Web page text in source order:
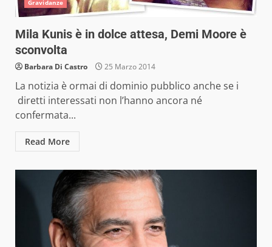
Gravidanze
Mila Kunis è in dolce attesa, Demi Moore è
sconvolta
Barbara Di Castro 25 Marzo 2014
La notizia è ormai di dominio pubblico anche se i
diretti interessati non l’hanno ancora né
confermata...
Read More